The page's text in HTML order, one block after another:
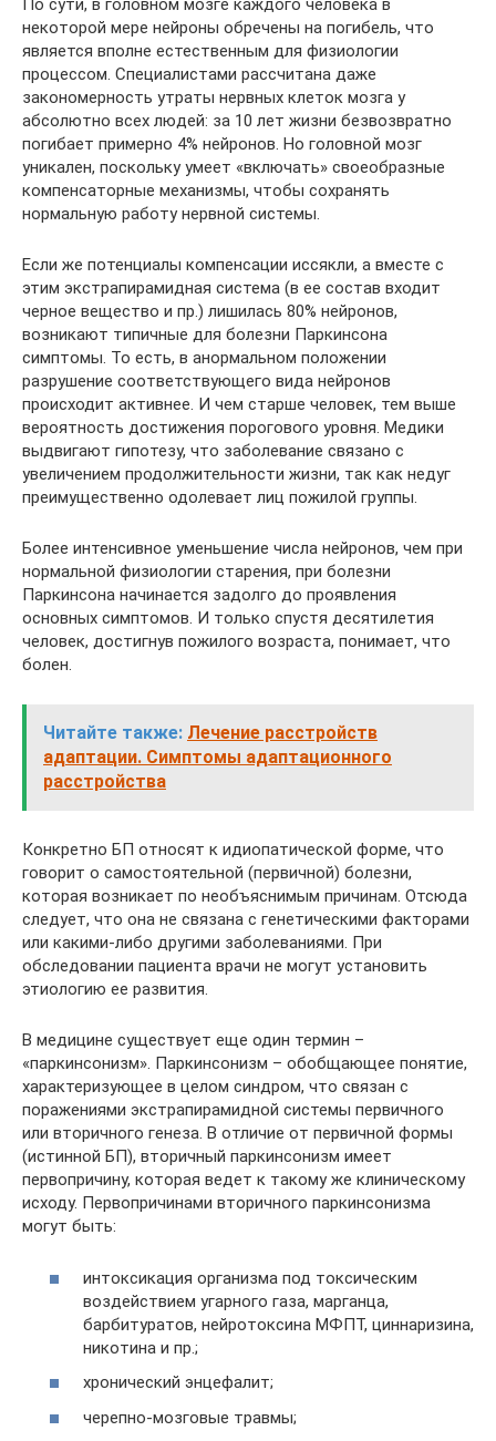
По сути, в головном мозге каждого человека в
некоторой мере нейроны обречены на погибель, что
является вполне естественным для физиологии
процессом. Специалистами рассчитана даже
закономерность утраты нервных клеток мозга у
абсолютно всех людей: за 10 лет жизни безвозвратно
погибает примерно 4% нейронов. Но головной мозг
уникален, поскольку умеет «включать» своеобразные
компенсаторные механизмы, чтобы сохранять
нормальную работу нервной системы.
Если же потенциалы компенсации иссякли, а вместе с
этим экстрапирамидная система (в ее состав входит
черное вещество и пр.) лишилась 80% нейронов,
возникают типичные для болезни Паркинсона
симптомы. То есть, в анормальном положении
разрушение соответствующего вида нейронов
происходит активнее. И чем старше человек, тем выше
вероятность достижения порогового уровня. Медики
выдвигают гипотезу, что заболевание связано с
увеличением продолжительности жизни, так как недуг
преимущественно одолевает лиц пожилой группы.
Более интенсивное уменьшение числа нейронов, чем при
нормальной физиологии старения, при болезни
Паркинсона начинается задолго до проявления
основных симптомов. И только спустя десятилетия
человек, достигнув пожилого возраста, понимает, что
болен.
Читайте также: Лечение расстройств
адаптации. Симптомы адаптационного
расстройства
Конкретно БП относят к идиопатической форме, что
говорит о самостоятельной (первичной) болезни,
которая возникает по необъяснимым причинам. Отсюда
следует, что она не связана с генетическими факторами
или какими-либо другими заболеваниями. При
обследовании пациента врачи не могут установить
этиологию ее развития.
В медицине существует еще один термин –
«паркинсонизм». Паркинсонизм – обобщающее понятие,
характеризующее в целом синдром, что связан с
поражениями экстрапирамидной системы первичного
или вторичного генеза. В отличие от первичной формы
(истинной БП), вторичный паркинсонизм имеет
первопричину, которая ведет к такому же клиническому
исходу. Первопричинами вторичного паркинсонизма
могут быть:
интоксикация организма под токсическим
воздействием угарного газа, марганца,
барбитуратов, нейротоксина МФПТ, циннаризина,
никотина и пр.;
хронический энцефалит;
черепно-мозговые травмы;